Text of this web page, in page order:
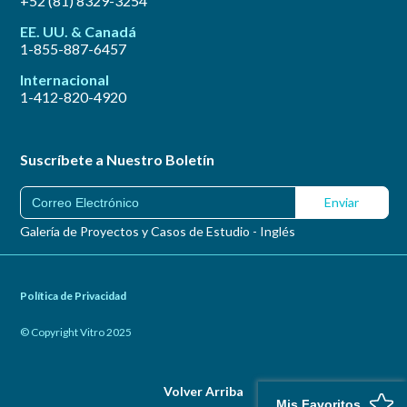
EE. UU. & Canadá
1-855-887-6457
Internacional
1-412-820-4920
Suscríbete a Nuestro Boletín
Galería de Proyectos y Casos de Estudio - Inglés
Política de Privacidad
© Copyright Vitro 2025
Volver Arriba